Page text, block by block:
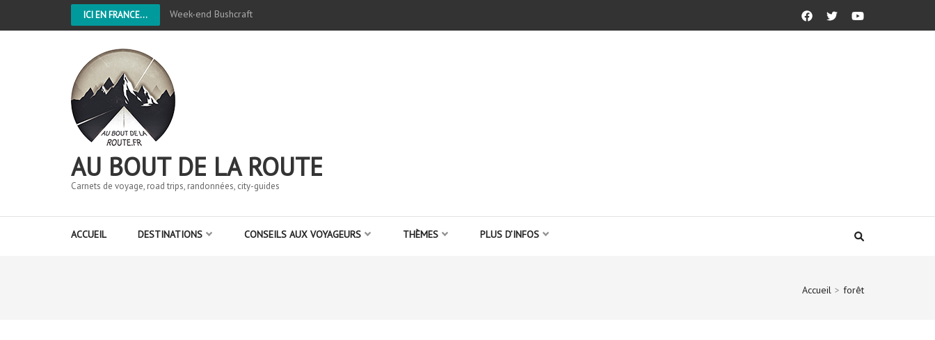
ICI EN FRANCE... Week-end Bushcraft
AU BOUT DE LA ROUTE
Carnets de voyage, road trips, randonnées, city-guides
ACCUEIL DESTINATIONS CONSEILS AUX VOYAGEURS THÈMES PLUS D’INFOS
Accueil > forêt